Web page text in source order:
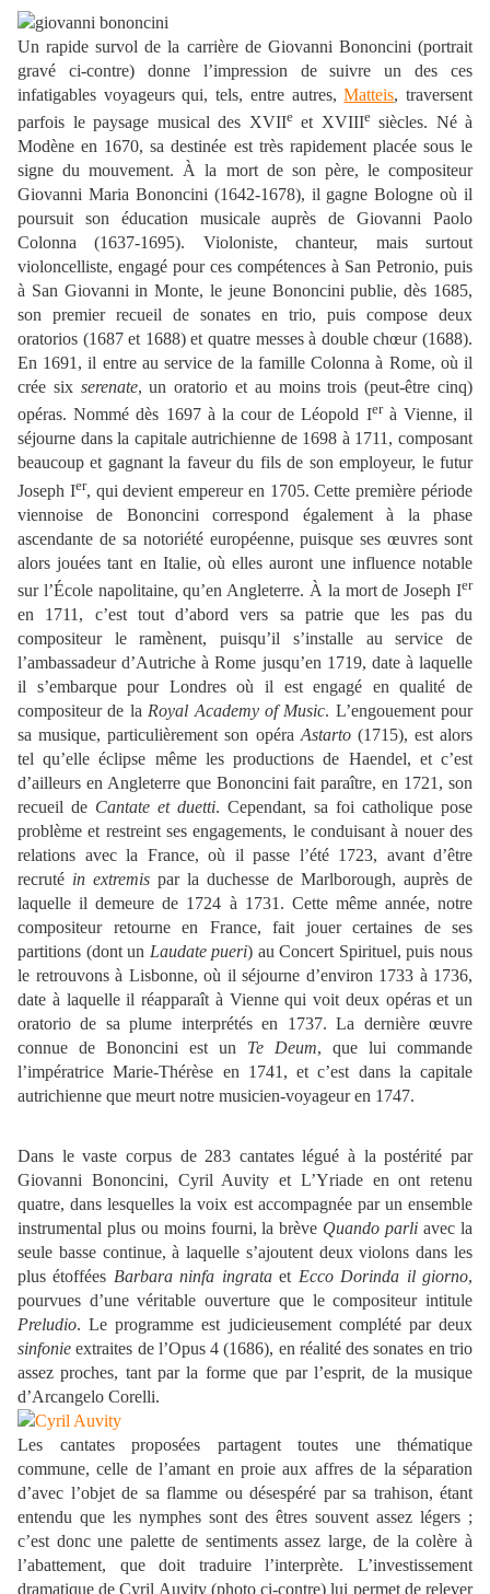
Un rapide survol de la carrière de Giovanni Bononcini (portrait
gravé ci-contre) donne l’impression de suivre un des ces
infatigables voyageurs qui, tels, entre autres,Matteis, traversent
parfois le paysage musical des XVIIeet XVIIIesiècles. Né à
Modène en 1670, sa destinée est très rapidement placée sous le
signe du mouvement. À la mort de son père, le compositeur
Giovanni Maria Bononcini (1642-1678), il gagne Bologne où il
poursuit son éducation musicale auprès de Giovanni Paolo
Colonna (1637-1695). Violoniste, chanteur, mais surtout
violoncelliste, engagé pour ces compétences à San Petronio, puis
à San Giovanni in Monte, le jeune Bononcini publie, dès 1685,
son premier recueil de sonates en trio, puis compose deux
oratorios (1687 et 1688) et quatre messes à double chœur (1688).
En 1691, il entre au service de la famille Colonna à Rome, où il
crée six serenate, un oratorio et au moins trois (peut-être cinq)
opéras. Nommé dès 1697 à la cour de Léopold Ierà Vienne, il
séjourne dans la capitale autrichienne de 1698 à 1711, composant
beaucoup et gagnant la faveur du fils de son employeur, le futur
Joseph Ier, qui devient empereur en 1705. Cette première période
viennoise de Bononcini correspond également à la phase
ascendante de sa notoriété européenne, puisque ses œuvres sont
alors jouées tant en Italie, où elles auront une influence notable
sur l’École napolitaine, qu’en Angleterre. À la mort de Joseph Ier
en 1711, c’est tout d’abord vers sa patrie que les pas du
compositeur le ramènent, puisqu’il s’installe au service de
l’ambassadeur d’Autriche à Rome jusqu’en 1719, date à laquelle
il s’embarque pour Londres où il est engagé en qualité de
compositeur de la Royal Academy of Music. L’engouement pour
sa musique, particulièrement son opéra Astarto(1715), est alors
tel qu’elle éclipse même les productions de Haendel, et c’est
d’ailleurs en Angleterre que Bononcini fait paraître, en 1721, son
recueil de Cantate et duetti. Cependant, sa foi catholique pose
problème et restreint ses engagements, le conduisant à nouer des
relations avec la France, où il passe l’été 1723, avant d’être
recruté in extremis par la duchesse de Marlborough, auprès de
laquelle il demeure de 1724 à 1731. Cette même année, notre
compositeur retourne en France, fait jouer certaines de ses
partitions (dont un Laudate pueri) au Concert Spirituel, puis nous
le retrouvons à Lisbonne, où il séjourne d’environ 1733 à 1736,
date à laquelle il réapparaît à Vienne qui voit deux opéras et un
oratorio de sa plume interprétés en 1737. La dernière œuvre
connue de Bononcini est un Te Deum, que lui commande
l’impératrice Marie-Thérèse en 1741, et c’est dans la capitale
autrichienne que meurt notre musicien-voyageur en 1747.
Dans le vaste corpus de 283 cantates légué à la postérité par
Giovanni Bononcini, Cyril Auvity et L’Yriade en ont retenu
quatre, dans lesquelles la voix est accompagnée par un ensemble
instrumental plus ou moins fourni, la brève Quando parli avec la
seule basse continue, à laquelle s’ajoutent deux violons dans les
plus étoffées Barbara ninfa ingrataet Ecco Dorinda il giorno,
pourvues d’une véritable ouverture que le compositeur intitule
Preludio. Le programme est judicieusement complété par deux
sinfonie extraites de l’Opus 4 (1686), en réalité des sonates en trio
assez proches, tant par la forme que par l’esprit, de la musique
d’Arcangelo Corelli.
Les cantates proposées partagent toutes une thématique
commune, celle de l’amant en proie aux affres de la séparation
d’avec l’objet de sa flamme ou désespéré par sa trahison, étant
entendu que les nymphes sont des êtres souvent assez légers ;
c’est donc une palette de sentiments assez large, de la colère à
l’abattement, que doit traduire l’interprète. L’investissement
dramatique de Cyril Auvity (photo ci-contre) lui permet de relever